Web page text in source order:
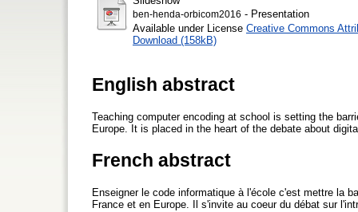
ben-henda-orbicom2016 - Presentation
Available under License Creative Commons
Download (158kB)
English abstract
Teaching computer encoding at school is setting the
Europe. It is placed in the heart of the debate about
French abstract
Enseigner le code informatique à l'école c'est mettre la
France et en Europe. Il s'invite au coeur du débat sur